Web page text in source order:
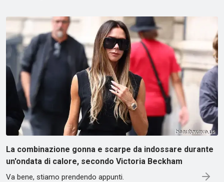
La combinazione gonna e scarpe da indossare durante
un'ondata di calore, secondo Victoria Beckham
Va bene, stiamo prendendo appunti.